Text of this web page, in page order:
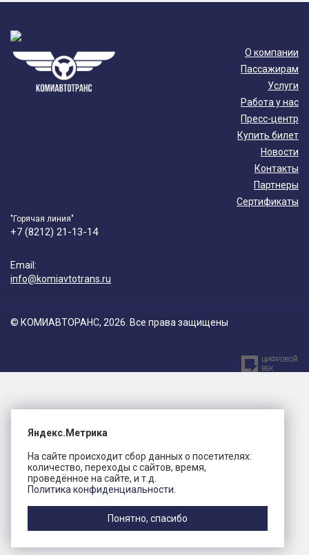
О компании
Пассажирам
Услуги
Работа у нас
Пресс-центр
Купить билет
Новости
Контакты
Партнеры
Сертификаты
"Горячая линия"
+7 (8212) 21-13-14
Email:
info@komiavtotrans.ru
© КОМИАВТОРАНС, 2026. Все права защищены
Яндекс.Метрика
На сайте происходит сбор данных о посетителях:
количество, переходы с сайтов, время,
проведённое на сайте, и т.д.
Политика конфиденциальности.
Понятно, спасибо